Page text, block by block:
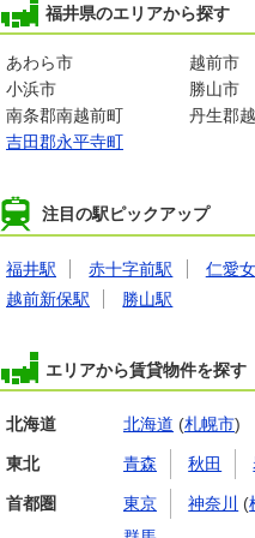
福井県のエリアから探す
あわら市 越前市
小浜市
勝山市
南条郡南越前町
丹生郡
吉田郡永平寺町
注目の駅ピックアップ
福井駅 赤十字前駅 仁愛
越前新保駅
勝山駅
エリアから賃貸物件を探す
北海道 北海道 (札幌市)
東北 青森 秋田
首都圏 東京 神奈川 (